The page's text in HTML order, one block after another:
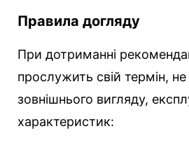
Правила догляду
При дотриманні
прослужить свій термін,
зовнішнього вигляду,
характеристик: